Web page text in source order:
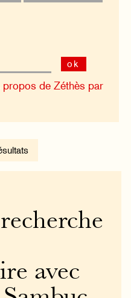
ok
propos de Zéthès par
avec